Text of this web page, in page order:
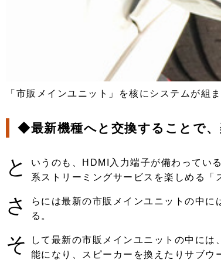
「市販メインユニット」を核にシステムが組
◆最新機種へと交換することで
と
いうのも、HDMI入力端子が備わってい
系ストリーミングサービスを楽しめる
さ
らには最新の市販メインユニットの中
る。
そ
して最新の市販メインユニットの中に
能になり、スピーカーを換えたりサブ